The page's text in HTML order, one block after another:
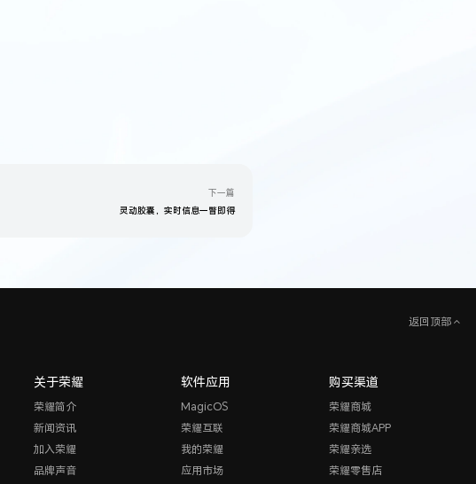
下一篇
灵动胶囊，实时信息一瞥即得
返回顶部
关于荣耀
荣耀简介
新闻资讯
加入荣耀
品牌声音
软件应用
MagicOS
荣耀互联
我的荣耀
应用市场
购买渠道
荣耀商城
荣耀商城APP
荣耀亲选
荣耀零售店